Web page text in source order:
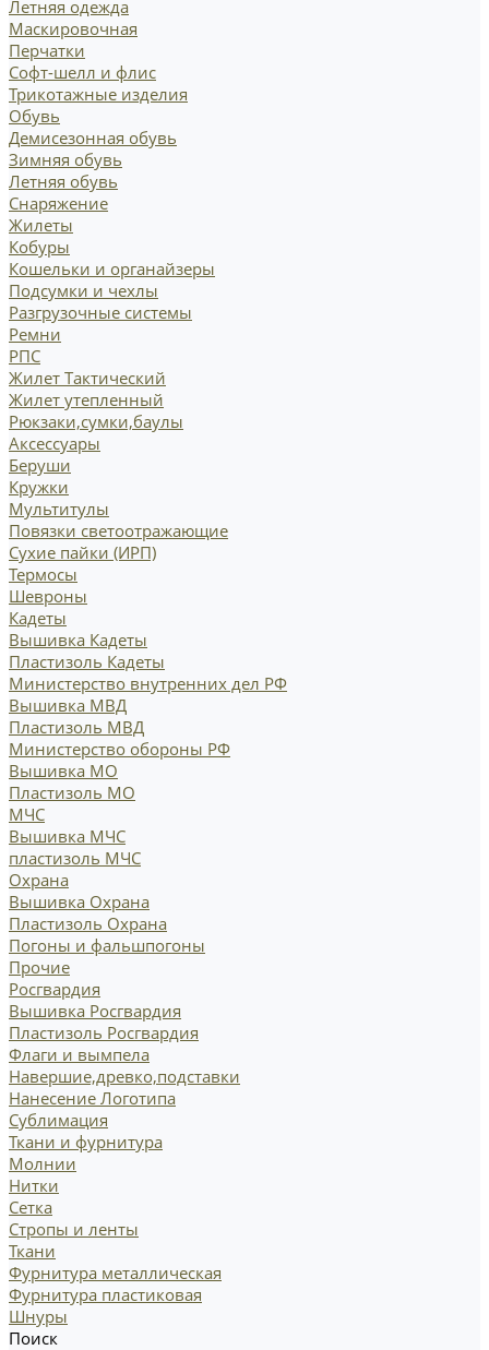
Летняя одежда
Маскировочная
Перчатки
Софт-шелл и флис
Трикотажные изделия
Обувь
Демисезонная обувь
Зимняя обувь
Летняя обувь
Снаряжение
Жилеты
Кобуры
Кошельки и органайзеры
Подсумки и чехлы
Разгрузочные системы
Ремни
РПС
Жилет Тактический
Жилет утепленный
Рюкзаки,сумки,баулы
Аксессуары
Беруши
Кружки
Мультитулы
Повязки светоотражающие
Сухие пайки (ИРП)
Термосы
Шевроны
Кадеты
Вышивка Кадеты
Пластизоль Кадеты
Министерство внутренних дел РФ
Вышивка МВД
Пластизоль МВД
Министерство обороны РФ
Вышивка МО
Пластизоль МО
МЧС
Вышивка МЧС
пластизоль МЧС
Охрана
Вышивка Охрана
Пластизоль Охрана
Погоны и фальшпогоны
Прочие
Росгвардия
Вышивка Росгвардия
Пластизоль Росгвардия
Флаги и вымпела
Навершие,древко,подставки
Нанесение Логотипа
Сублимация
Ткани и фурнитура
Молнии
Нитки
Сетка
Стропы и ленты
Ткани
Фурнитура металлическая
Фурнитура пластиковая
Шнуры
Поиск